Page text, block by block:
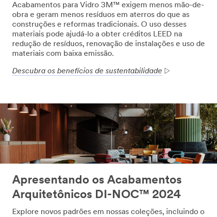
Acabamentos para Vidro 3M™ exigem menos mão-de-
obra e geram menos resíduos em aterros do que as
construções e reformas tradicionais. O uso desses
materiais pode ajudá-lo a obter créditos LEED na
redução de resíduos, renovação de instalações e uso de
materiais com baixa emissão.
Descubra os benefícios de sustentabilidade
Apresentando os Acabamentos
Arquitetônicos DI-NOC™ 2024
Explore novos padrões em nossas coleções, incluindo o